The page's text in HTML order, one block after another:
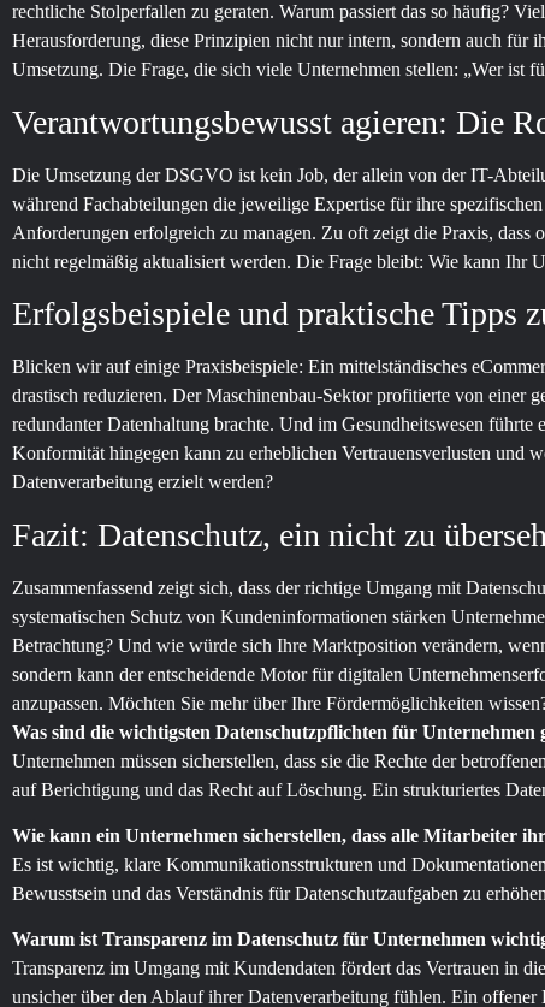
rechtliche Stolperfallen zu geraten. Warum passiert das so häufig?
Herausforderung, diese Prinzipien nicht nur intern, sondern auch für
Umsetzung. Die Frage, die sich viele Unternehmen stellen: „Wer ist
Verantwortungsbewusst agieren: Die
Die Umsetzung der DSGVO ist kein Job, der allein von der IT-
während Fachabteilungen die jeweilige Expertise für ihre
Anforderungen erfolgreich zu managen. Zu oft zeigt die Praxis,
nicht regelmäßig aktualisiert werden. Die Frage bleibt: Wie kann Ihr
Erfolgsbeispiele und praktische Tipps
Blicken wir auf einige Praxisbeispiele: Ein mittelständisches
drastisch reduzieren. Der Maschinenbau-Sektor profitierte von einer
redundanter Datenhaltung brachte. Und im Gesundheitswesen
Konformität hingegen kann zu erheblichen Vertrauensverlusten und
Datenverarbeitung erzielt werden?
Fazit: Datenschutz, ein nicht zu
Zusammenfassend zeigt sich, dass der richtige Umgang mit
systematischen Schutz von Kundeninformationen stärken
Betrachtung? Und wie würde sich Ihre Marktposition verändern,
sondern kann der entscheidende Motor für digitalen
anzupassen. Möchten Sie mehr über Ihre Fördermöglichkeiten
Was sind die wichtigsten Datenschutzpflichten für Unternehmen
Unternehmen müssen sicherstellen, dass sie die Rechte der
auf Berichtigung und das Recht auf Löschung. Ein strukturiertes
Wie kann ein Unternehmen sicherstellen, dass alle Mitarbeiter
Es ist wichtig, klare Kommunikationsstrukturen und
Bewusstsein und das Verständnis für Datenschutzaufgaben zu
Warum ist Transparenz im Datenschutz für Unternehmen
Transparenz im Umgang mit Kundendaten fördert das Vertrauen in
unsicher über den Ablauf ihrer Datenverarbeitung fühlen. Ein